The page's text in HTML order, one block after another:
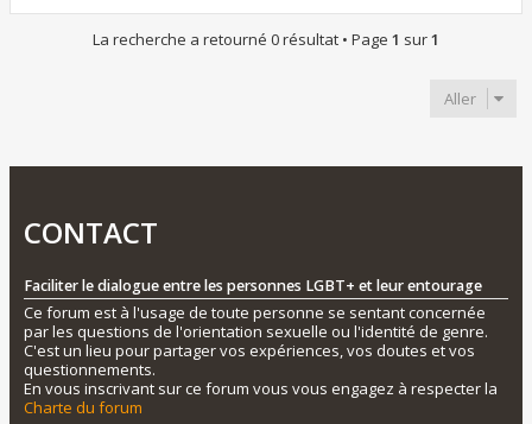
La recherche a retourné 0 résultat • Page 1 sur1
Aller
CONTACT
Faciliter le dialogue entre les personnes LGBT+ et leur entourage
Ce forum est à l'usage de toute personne se sentant concernée
par les questions de l'orientation sexuelle ou l'identité de genre.
C'est un lieu pour partager vos expériences, vos doutes et vos
questionnements.
En vous inscrivant sur ce forum vous vous engagez à respecter la
Charte du forum